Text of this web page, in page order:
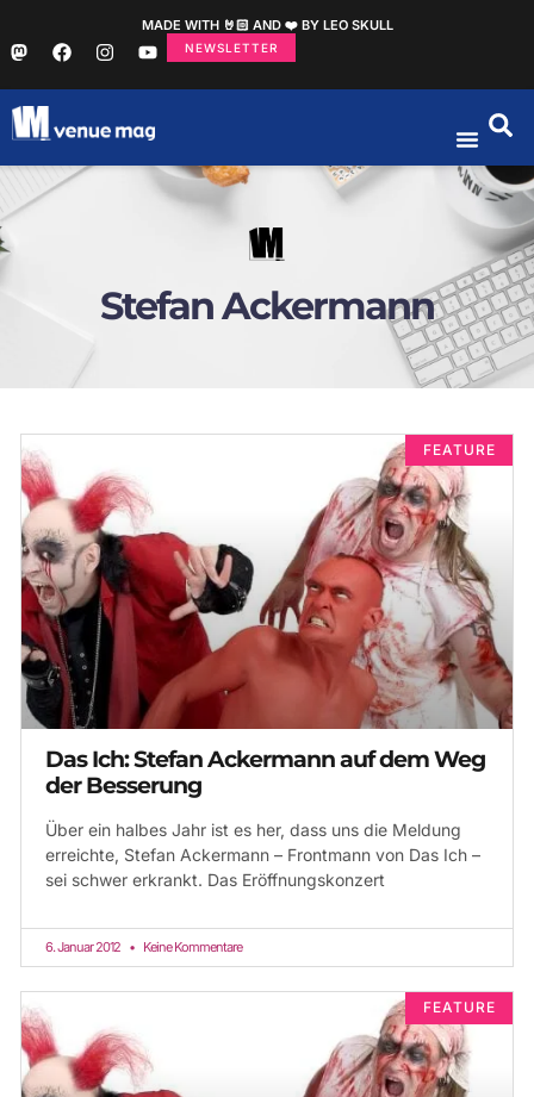
MADE WITH 🤘🏻 AND ❤️ BY LEO SKULL
NEWSLETTER
Stefan Ackermann
FEATURE
Das Ich: Stefan Ackermann auf dem Weg
der Besserung
Über ein halbes Jahr ist es her, dass uns die Meldung
erreichte, Stefan Ackermann – Frontmann von Das Ich –
sei schwer erkrankt. Das Eröffnungskonzert
6. Januar 2012 Keine Kommentare
FEATURE